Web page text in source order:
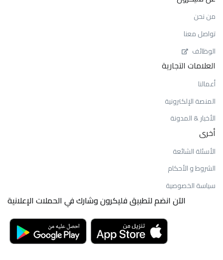
من نحن
تواصل معنا
الوظائف
العلامات التجارية
أعمالنا
المنصة الإلكترونية
الأخبار & المدونة
أخرى
الأسئلة الشائعة
الشروط و الأحكام
سياسة الخصوصية
الآن انضم لتطبيق فليكرون وشارك في الحملات الإعلانية